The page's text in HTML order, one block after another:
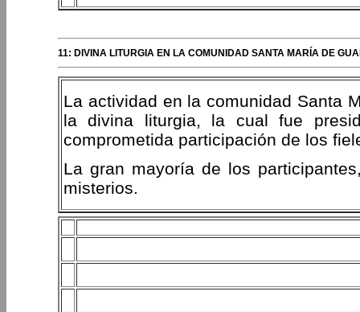
11: DIVINA LITURGIA EN LA COMUNIDAD SANTA MARÍA DE
La actividad en la comunidad Santa
la divina liturgia, la cual fue
comprometida participación de los
La gran mayoría de los
misterios.